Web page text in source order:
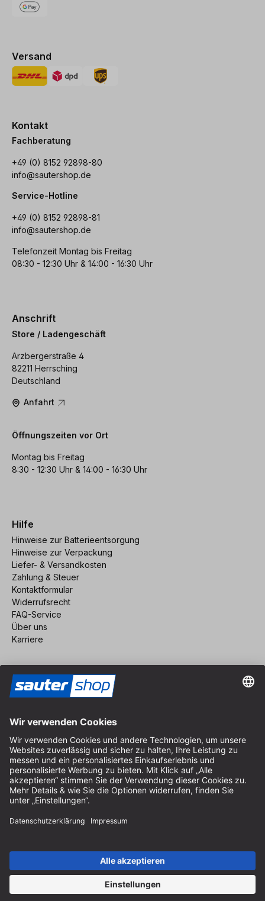
Versand
Kontakt
Fachberatung
+49 (0) 8152 92898-80
info@sautershop.de
Service-Hotline
+49 (0) 8152 92898-81
info@sautershop.de
Telefonzeit Montag bis Freitag
08:30 - 12:30 Uhr & 14:00 - 16:30 Uhr
Anschrift
Store / Ladengeschäft
Arzbergerstraße 4
82211 Herrsching
Deutschland
Anfahrt
Öffnungszeiten vor Ort
Montag bis Freitag
8:30 - 12:30 Uhr & 14:00 - 16:30 Uhr
Hilfe
Hinweise zur Batterieentsorgung
Hinweise zur Verpackung
Liefer- & Versandkosten
Zahlung & Steuer
Kontaktformular
Widerrufsrecht
FAQ-Service
Über uns
Karriere
Impressum
AGB
Datenschutz
Cookie-Einstellungen
© 2026 sauter GmbH
* kostenloser Versand ab 150 Euro Bestellwert innerhalb
Deutschlands für die Standard-Paketgrößen - ausgenommen
Sperrgut und Fracht
In Abh. des Lieferlandes kann die MwSt. an der Kasse variieren.